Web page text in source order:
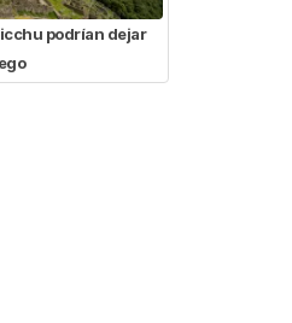
podrían dejar